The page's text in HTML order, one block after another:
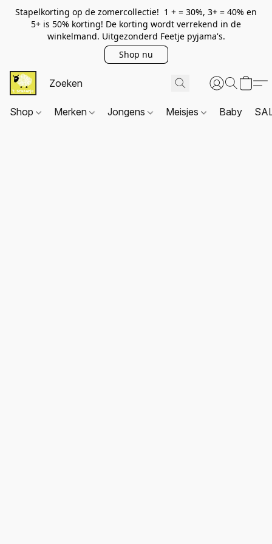
Stapelkorting op de zomercollectie! 1 + = 30%, 3+ = 40% en
5+ is 50% korting! De korting wordt verrekend in de
winkelmand. Uitgezonderd Feetje pyjama's.
Shop nu
Shop Merken Jongens Meisjes Baby